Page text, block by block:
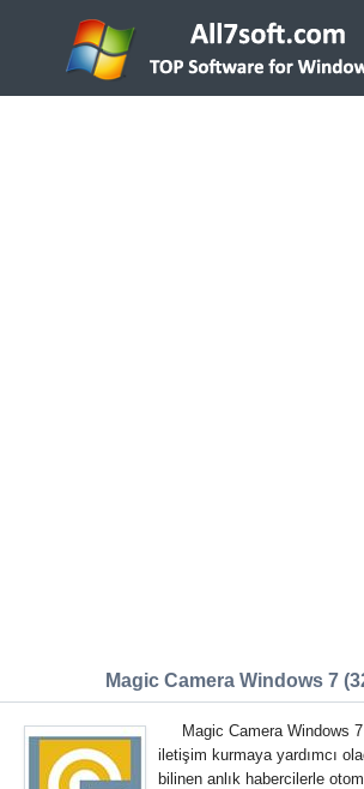
Magic Camera Windows 7
Magic Camera Windows
iletişim kurmaya yardımcı
bilinen anlık habercilerle